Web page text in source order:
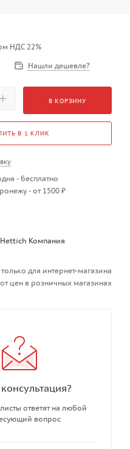
НДС 22%
Нашли дешевле?
В КОРЗИНУ
В 1 КЛИК
- бесплатно
- от 1500 ₽
Hettich Компания
для интернет-магазина
цен в розничных магазинах
ответят на любой
вопрос